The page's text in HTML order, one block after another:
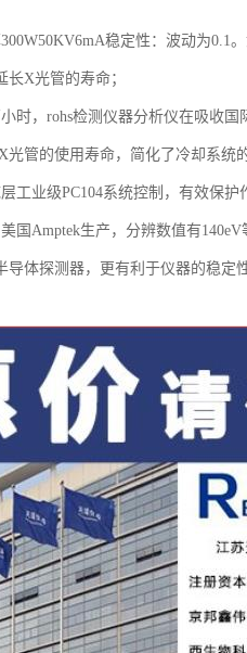
稳定性：波动为0.1
X光管的寿命；
时，rohs检测仪器分析仪在吸收
管的使用寿命，简化了冷却系统
工业级PC104系统控制，有效保护
国Amptek生产，分辨数值有
导体探测器，更有利于仪器的稳